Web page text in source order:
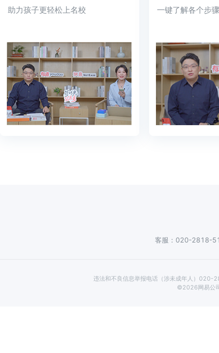
助力孩子更轻松上名校 一键了解各个步骤
客服：020-2818-
违法和不良信息举报电话（涉未成年人）
©2026网易公